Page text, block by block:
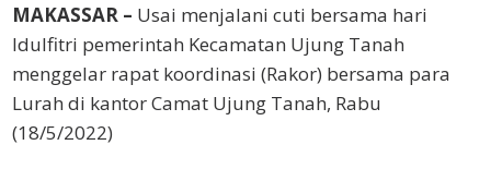
MAKASSAR – Usai menjalani cuti bersama hari
Idulfitri pemerintah Kecamatan Ujung Tanah
menggelar rapat koordinasi (Rakor) bersama para
Lurah di kantor Camat Ujung Tanah, Rabu
(18/5/2022)